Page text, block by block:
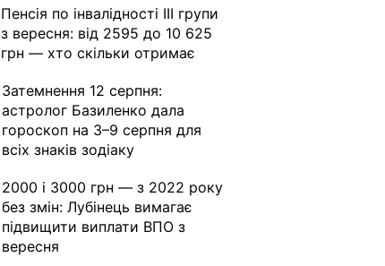
Пенсія по інвалідності III групи
з вересня: від 2595 до 10 625
грн — хто скільки отримає
Затемнення 12 серпня:
астролог Базиленко дала
гороскоп на 3–9 серпня для
всіх знаків зодіаку
2000 і 3000 грн — з 2022 року
без змін: Лубінець вимагає
підвищити виплати ВПО з
вересня